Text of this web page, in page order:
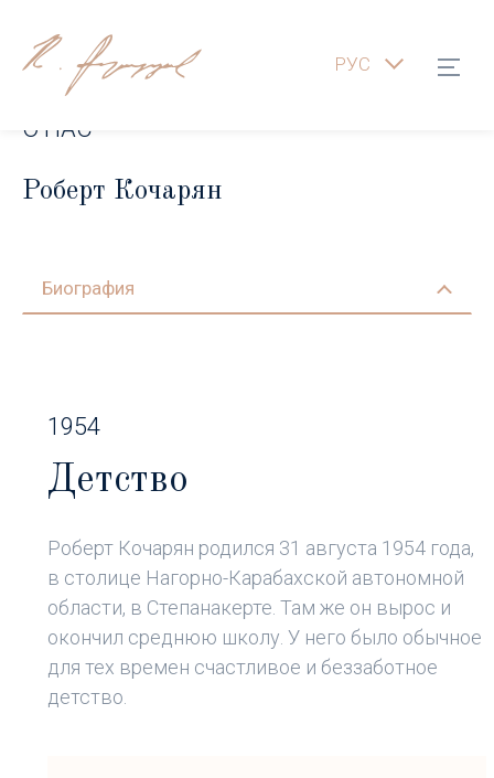
РУС
О НАС
Роберт Кочарян
Биография
1954
Детство
Роберт Кочарян родился 31 августа 1954 года,
в столице Нагорно-Карабахской автономной
области, в Степанакерте. Там же он вырос и
окончил среднюю школу. У него было обычное
для тех времен счастливое и беззаботное
детство.